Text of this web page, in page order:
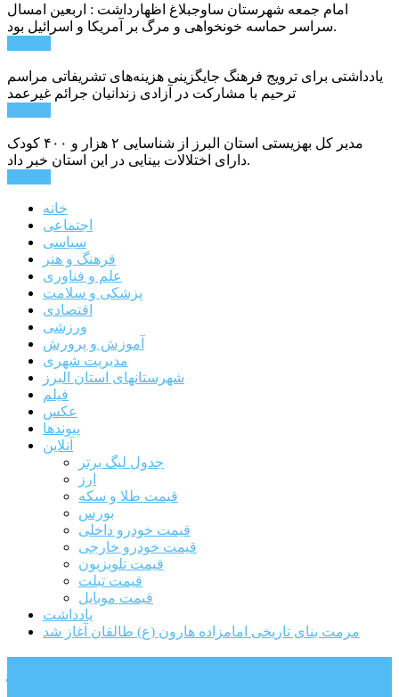
امام جمعه شهرستان ساوجبلاغ اظهارداشت : اربعین امسال
سراسر حماسه خونخواهی و مرگ بر آمریکا و اسرائیل بود.
یادداشتی برای ترویج فرهنگ جایگزینی هزینه‌های تشریفاتی مراسم
ترحیم با مشارکت در آزادی زندانیان جرائم غیرعمد
مدیر کل بهزیستی استان البرز از شناسایی ۲ هزار و ۴۰۰ کودک
دارای اختلالات بینایی در این استان خبر داد.
خانه
اجتماعی
سیاسی
فرهنگ و هنر
علم و فناوری
پزشکی و سلامت
اقتصادی
ورزشی
آموزش و پرورش
مدیریت شهری
شهرستانهای استان البرز
فیلم
عکس
پیوندها
آنلاین
جدول لیگ برتر
ارز
قیمت طلا و سکه
بورس
قیمت خودرو داخلی
قیمت خودرو خارجی
قیمت تلویزیون
قیمت تبلت
قیمت موبایل
یادداشت
مرمت بنای تاریخی امامزاده هارون (ع) طالقان آغاز شد